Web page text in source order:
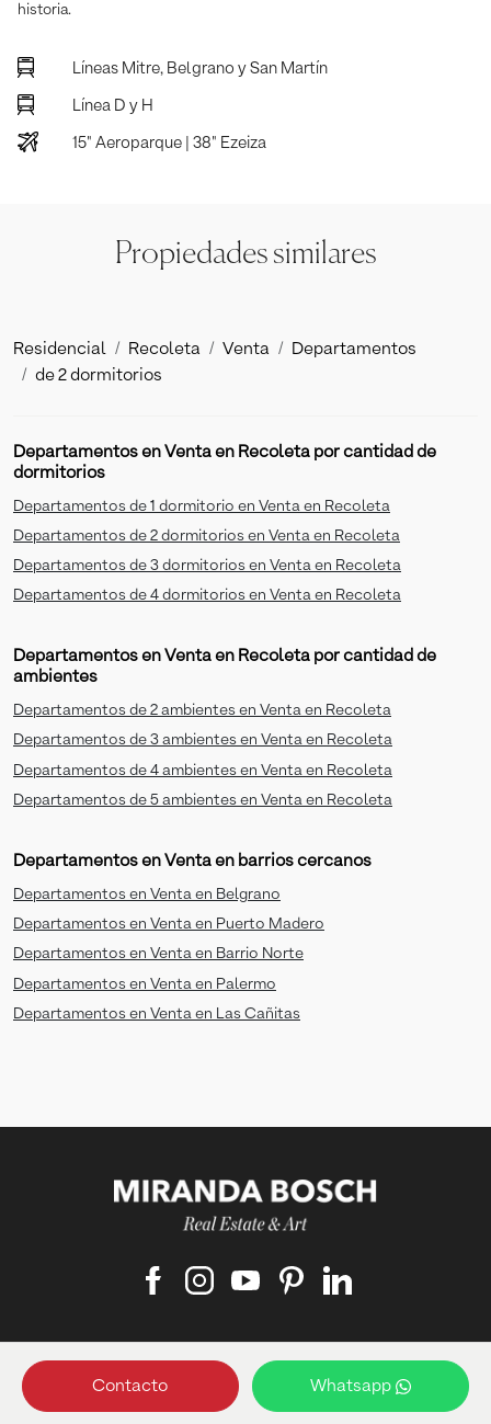
Contacto Whatsapp
historia.
Líneas Mitre, Belgrano y San Martín
Línea D y H
15" Aeroparque | 38" Ezeiza
Propiedades similares
Residencial Recoleta Venta
Departamentos
de 2 dormitorios
Departamentos en Venta en Recoleta por cantidad de
dormitorios
Departamentos de 1 dormitorio en Venta en Recoleta
Departamentos de 2 dormitorios en Venta en Recoleta
Departamentos de 3 dormitorios en Venta en Recoleta
Departamentos de 4 dormitorios en Venta en Recoleta
Departamentos en Venta en Recoleta por cantidad de
ambientes
Departamentos de 2 ambientes en Venta en Recoleta
Departamentos de 3 ambientes en Venta en Recoleta
Departamentos de 4 ambientes en Venta en Recoleta
Departamentos de 5 ambientes en Venta en Recoleta
Departamentos en Venta en barrios cercanos
Departamentos en Venta en Belgrano
Departamentos en Venta en Puerto Madero
Departamentos en Venta en Barrio Norte
Departamentos en Venta en Palermo
Departamentos en Venta en Las Cañitas
Matriculado responsable:
Francisco Bosch ‑ Matrícula: 4489